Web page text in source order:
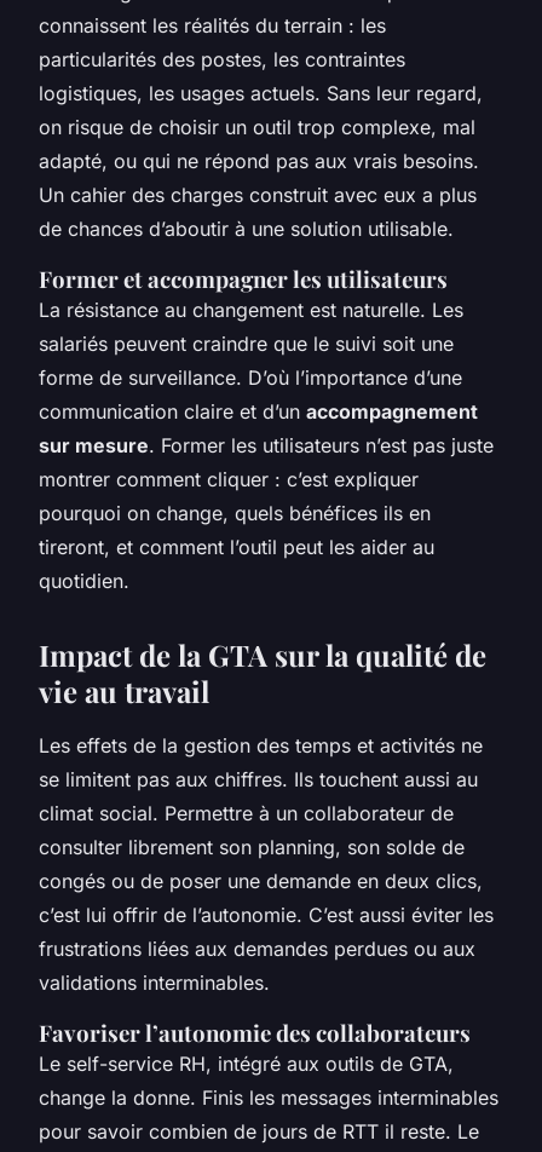
connaissent les réalités du terrain : les
particularités des postes, les contraintes
logistiques, les usages actuels. Sans leur regard,
on risque de choisir un outil trop complexe, mal
adapté, ou qui ne répond pas aux vrais besoins.
Un cahier des charges construit avec eux a plus
de chances d’aboutir à une solution utilisable.
Former et accompagner les utilisateurs
La résistance au changement est naturelle. Les
salariés peuvent craindre que le suivi soit une
forme de surveillance. D’où l’importance d’une
communication claire et d’un accompagnement
sur mesure. Former les utilisateurs n’est pas juste
montrer comment cliquer : c’est expliquer
pourquoi on change, quels bénéfices ils en
tireront, et comment l’outil peut les aider au
quotidien.
Impact de la GTA sur la qualité de
vie au travail
Les effets de la gestion des temps et activités ne
se limitent pas aux chiffres. Ils touchent aussi au
climat social. Permettre à un collaborateur de
consulter librement son planning, son solde de
congés ou de poser une demande en deux clics,
c’est lui offrir de l’autonomie. C’est aussi éviter les
frustrations liées aux demandes perdues ou aux
validations interminables.
Favoriser l’autonomie des collaborateurs
Le self-service RH, intégré aux outils de GTA,
change la donne. Finis les messages interminables
pour savoir combien de jours de RTT il reste. Le